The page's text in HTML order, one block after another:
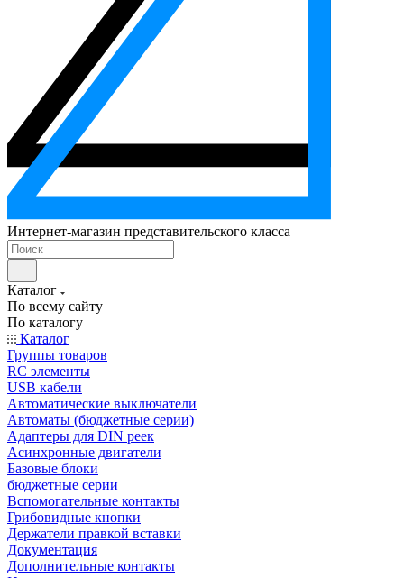
Интернет-магазин представительского класса
Каталог
По всему сайту
По каталогу
Каталог
Группы товаров
RC элементы
USB кабели
Автоматические выключатели
Автоматы (бюджетные серии)
Адаптеры для DIN реек
Асинхронные двигатели
Базовые блоки
бюджетные серии
Вспомогательные контакты
Грибовидные кнопки
Держатели правкой вставки
Документация
Дополнительные контакты